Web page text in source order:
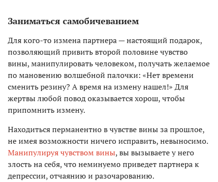
Заниматься самобичеванием
Для кого-то измена партнера — настоящий подарок,
позволяющий привить второй половине чувство
вины, манипулировать человеком, получать желаемое
по мановению волшебной палочки: «Нет времени
сменить резину? А время на измену нашел!» Для
жертвы любой повод оказывается хорош, чтобы
припомнить измену.
Находиться перманентно в чувстве вины за прошлое,
не имея возможности ничего исправить, невыносимо.
Манипулируя чувством вины, вы вызываете у него
злость на себя, что неминуемо приведет партнера к
депрессии, отчаянию и разочарованию.